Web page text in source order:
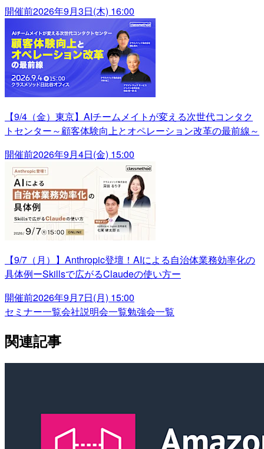
開催前2026年9月3日(木) 16:00
【9/4（金）東京】AIチームメイトが変える次世代コンタク
トセンター～顧客体験向上とオペレーション改革の最前線～
開催前2026年9月4日(金) 15:00
【9/7（月）】Anthropic登壇！AIによる自治体業務効率化の
具体例ーSkillsで広がるClaudeの使い方ー
開催前2026年9月7日(月) 15:00
セミナー一覧会社説明会一覧勉強会一覧
関連記事